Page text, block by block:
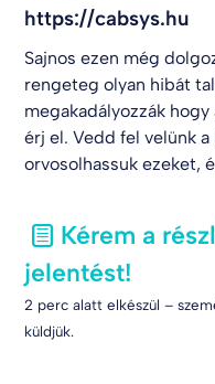
https://cabsys.hu
Sajnos ezen még
rengeteg olyan hibát
megakadályozzák
érj el. Vedd fel velünk
orvosolhassuk ezeket,
Kérem a
jelentést!
2 perc alatt elkészül –
küldjük.